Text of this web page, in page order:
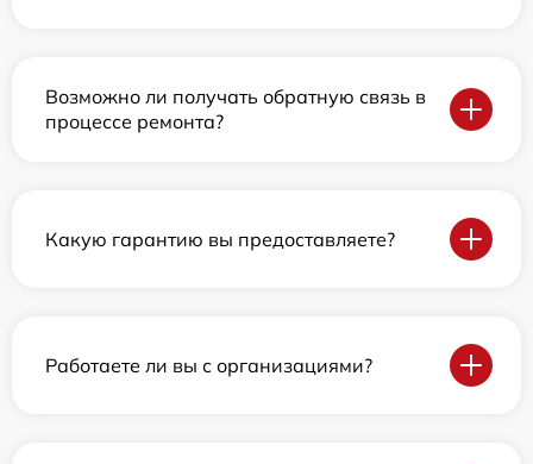
Возможно ли получать обратную связь в
процессе ремонта?
Какую гарантию вы предоставляете?
Работаете ли вы с организациями?